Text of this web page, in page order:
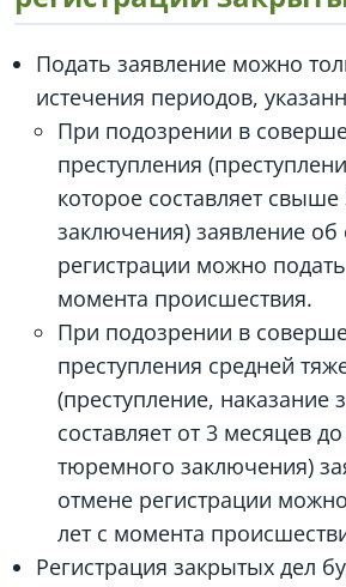
Подать заявление можно
истечения периодов,
При подозрении в
преступления
которое составляет
заключения) заявление об
регистрации можно
момента происшествия.
При подозрении в
преступления средней
(преступление, наказание
составляет от 3 месяцев
тюремного заключения)
отмене регистрации
лет с момента
Регистрация закрытых дел